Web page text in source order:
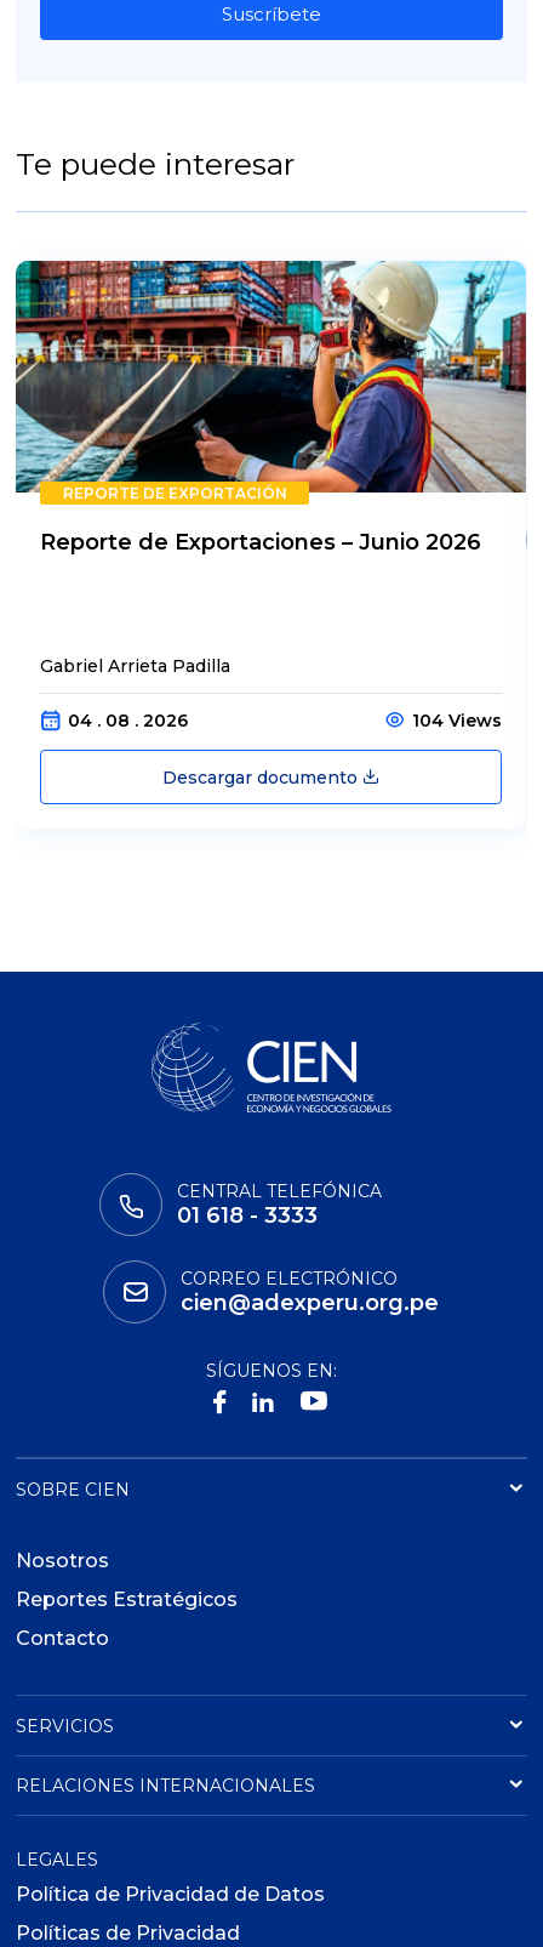
Suscríbete
Te puede interesar
REPORTE DE EXPORTACIÓN
Reporte de Exportaciones – Junio 2026
Gabriel Arrieta Padilla
04 . 08 . 2026 104 Views
Descargar documento
CENTRAL TELEFÓNICA
01 618 - 3333
CORREO ELECTRÓNICO
cien@adexperu.org.pe
SÍGUENOS EN:
SOBRE CIEN
Nosotros
Reportes Estratégicos
Contacto
SERVICIOS
RELACIONES INTERNACIONALES
LEGALES
Política de Privacidad de Datos
Políticas de Privacidad